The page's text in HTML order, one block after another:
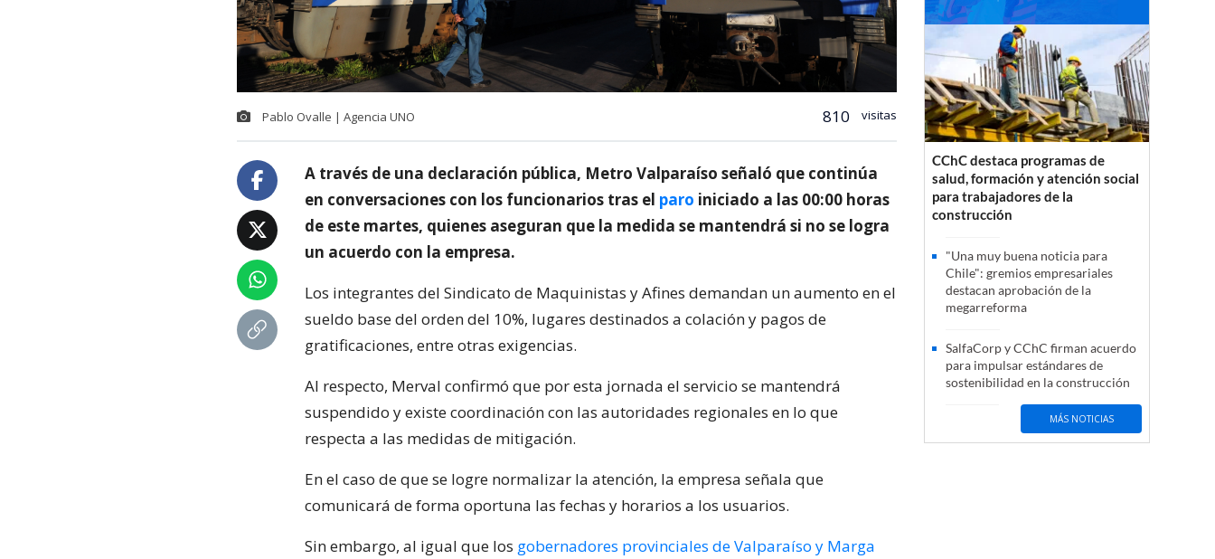
Pablo Ovalle | Agencia UNO 810 visitas
A través de una declaración pública, Metro Valparaíso señaló que continúa
en conversaciones con los funcionarios tras el paro iniciado a las 00:00 horas
de este martes, quienes aseguran que la medida se mantendrá si no se logra
un acuerdo con la empresa.
Los integrantes del Sindicato de Maquinistas y Afines demandan un aumento en el
sueldo base del orden del 10%, lugares destinados a colación y pagos de
gratificaciones, entre otras exigencias.
Al respecto, Merval confirmó que por esta jornada el servicio se mantendrá
suspendido y existe coordinación con las autoridades regionales en lo que
respecta a las medidas de mitigación.
En el caso de que se logre normalizar la atención, la empresa señala que
comunicará de forma oportuna las fechas y horarios a los usuarios.
Sin embargo, al igual que los gobernadores provinciales de Valparaíso y Marga
CChC destaca programas de
salud, formación y atención social
para trabajadores de la
construcción
"Una muy buena noticia para
Chile": gremios empresariales
destacan aprobación de la
megarreforma
SalfaCorp y CChC firman acuerdo
para impulsar estándares de
sostenibilidad en la construcción
MÁS NOTICIAS